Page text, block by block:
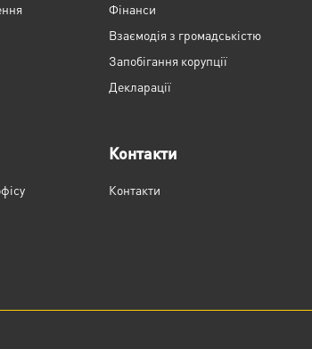
Фінанси
Взаємодія з громадськістю
Запобігання корупції
Декларації
Контакти
Контакти